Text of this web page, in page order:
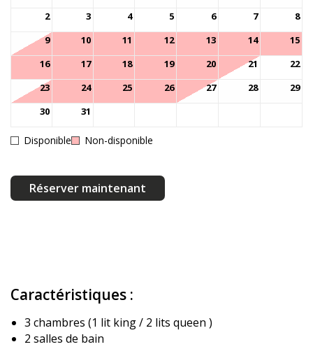
2
3 4 5 6 7
8
9
10 11 12 13 14
15
16
17 18 19 20 21
22
23
24 25 26 27 28
29
30
31
Disponible Non-disponible
Réserver maintenant
Caractéristiques :
3 chambres (1 lit king / 2 lits queen )
2 salles de bain